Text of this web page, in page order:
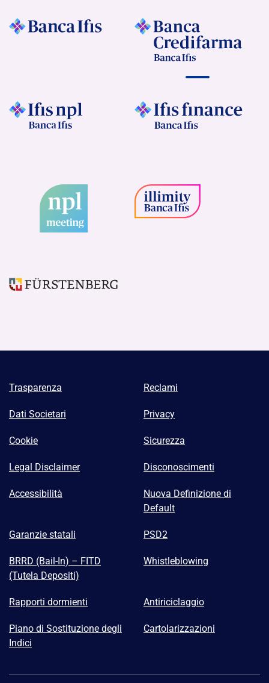
Trasparenza Reclami
Dati Societari Privacy
Cookie Sicurezza
Legal Disclaimer Disconoscimenti
Accessibilità
Nuova Definizione di
Default
Garanzie statali PSD2
BRRD (Bail-In) – FITD
(Tutela Depositi)
Whistleblowing
Rapporti dormienti Antiriciclaggio
Piano di Sostituzione degli
Indici
Cartolarizzazioni